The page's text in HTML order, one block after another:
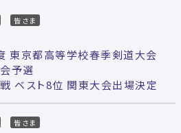
皆さま
東京都高等学校春季剣道大会
予選
ベスト8位 関東大会出場決定
皆さま